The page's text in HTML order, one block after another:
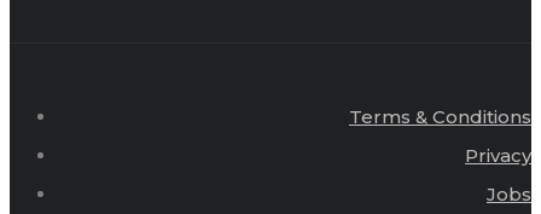
Terms & Conditions
Privacy
Jobs